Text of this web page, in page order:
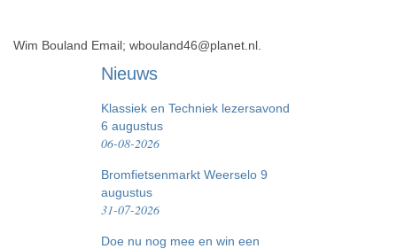
Wim Bouland Email; wbouland46@planet.nl.
Nieuws
Klassiek en Techniek lezersavond
6 augustus
06-08-2026
Bromfietsenmarkt Weerselo 9
augustus
31-07-2026
Doe nu nog mee en win een